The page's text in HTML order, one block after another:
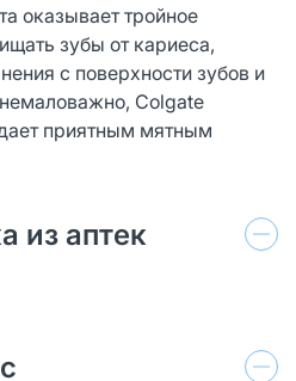
оказывает тройное
зубы от кариеса,
с поверхности зубов и
Colgate
приятным мятным
из аптек